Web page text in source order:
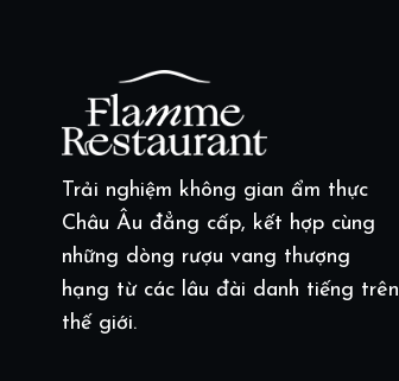
Trải nghiệm không gian ẩm thực
Châu Âu đẳng cấp, kết hợp cùng
những dòng rượu vang thượng
hạng từ các lâu đài danh tiếng trên
thế giới.